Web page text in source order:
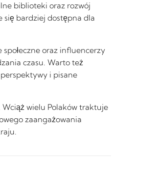
biblioteki oraz rozwój
się bardziej dostępna dla
oraz influencerzy
czasu. Warto też
i pisane
wielu Polaków traktuje
zaangażowania